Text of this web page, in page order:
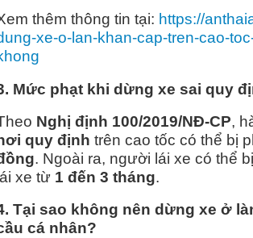
thêm thông tin tại: https://
xe-o-lan-khan-cap-tren-cao-
Mức phạt khi dừng xe sai quy
Nghị định 100/2019/NĐ-CP,
quy định trên cao tốc có thể bị
. Ngoài ra, người lái xe có thể
xe từ 1 đến 3 tháng.
Tại sao không nên dừng xe ở
cá nhân?